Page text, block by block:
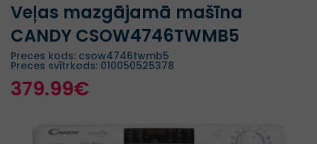
Veļas mazgājamā mašīna
CANDY CSOW4746TWMB5
Preces kods: csow4746twmb5
Preces svītrkods: 010050525378
379.99€